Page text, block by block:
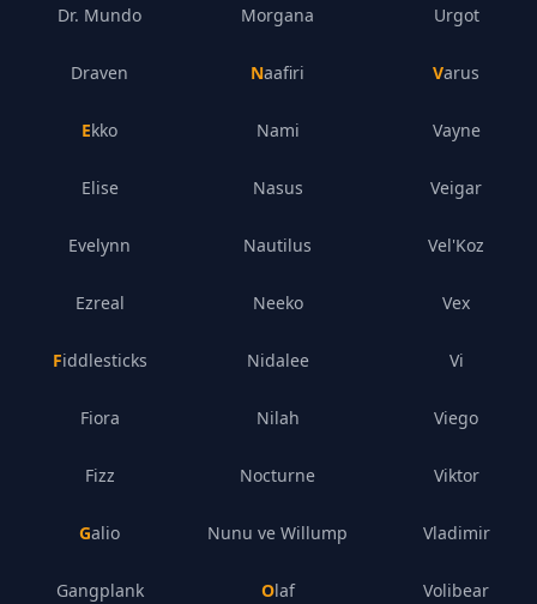
Dr. Mundo
Draven
Ekko
Elise
Evelynn
Ezreal
Fiddlesticks
Fiora
Fizz
Galio
Gangplank
Morgana
Naafiri
Nami
Nasus
Nautilus
Neeko
Nidalee
Nilah
Nocturne
Nunu ve Willump
Olaf
Urgot
Varus
Vayne
Veigar
Vel'Koz
Vex
Vi
Viego
Viktor
Vladimir
Volibear